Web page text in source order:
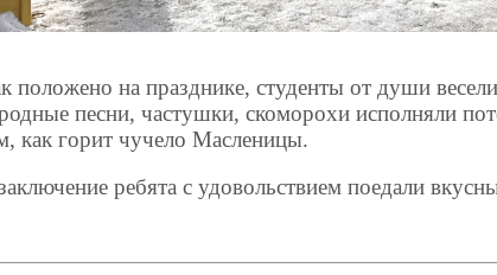
положено на празднике, студенты от души
песни, частушки, скоморохи исполняли
как горит чучело Масленицы.
ребята с удовольствием поедали